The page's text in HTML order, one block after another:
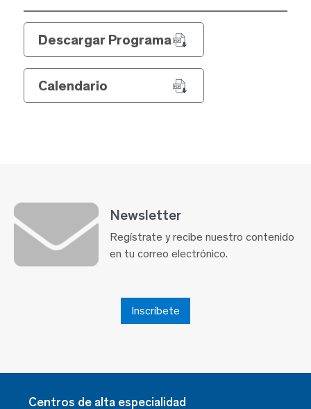
Descargar Programa
Calendario
Newsletter
Regístrate y recibe nuestro contenido
en tu correo electrónico.
Inscríbete
Centros de alta especialidad